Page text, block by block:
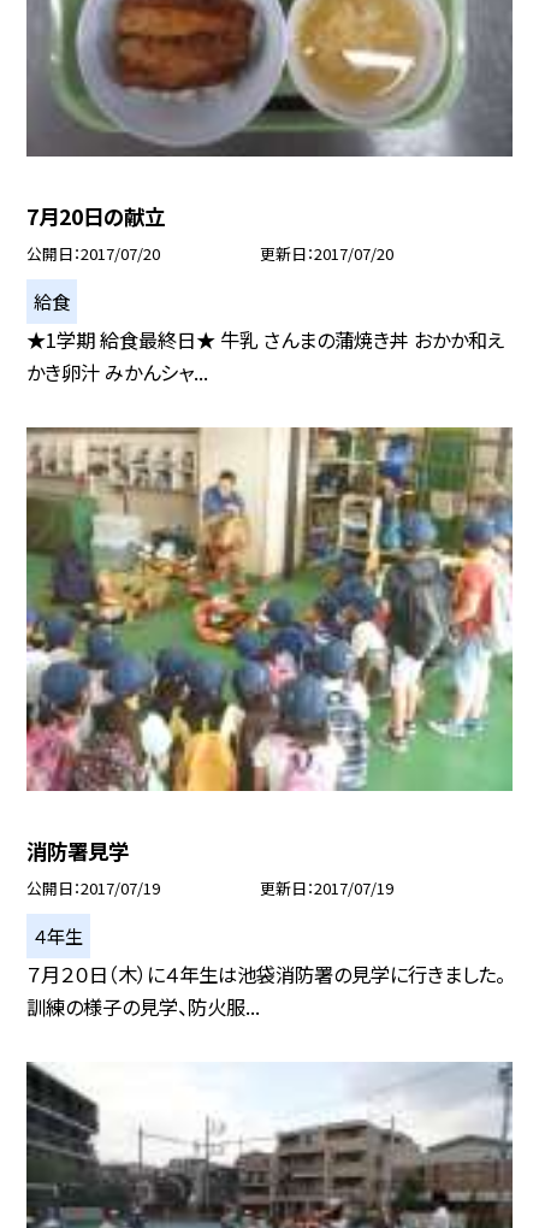
7月20日の献立
公開日 2017/07/20 更新日 2017/07/20
給食
★1学期 給食最終日★ 牛乳 さんまの蒲焼き丼 おかか和え
かき卵汁 みかんシャ...
消防署見学
公開日 2017/07/19 更新日 2017/07/19
４年生
７月２０日（木）に４年生は池袋消防署の見学に行きました。
訓練の様子の見学、防火服...